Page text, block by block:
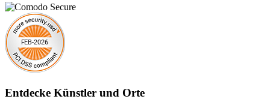
Entdecke Künstler und Orte